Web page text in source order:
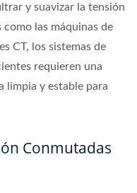
y suavizar la tensión
las máquinas de
CT, los sistemas de
requieren una
limpia y estable para
Conmutadas